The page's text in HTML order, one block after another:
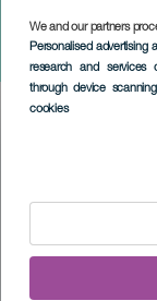
We and our partners
Personalised advertising
research and services
through device scanning
cookies
LA PALMA
Imagen